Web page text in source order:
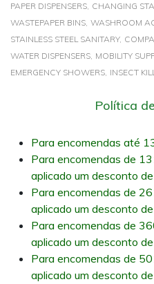
PAPER DISPENSERS, CHANGING
WASTEPAPER BINS, WASHROOM
STAINLESS STEEL SANITARY,
WATER DISPENSERS, MOBILITY
EMERGENCY SHOWERS, INSECT
Política
Para encomendas até
Para encomendas de
aplicado um desconto
Para encomendas de
aplicado um desconto
Para encomendas de
aplicado um desconto
Para encomendas de
aplicado um desconto